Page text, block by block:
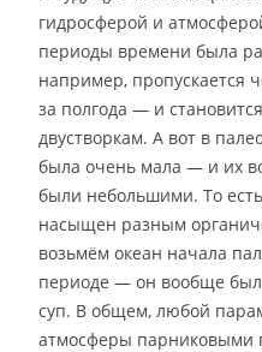
гидросферой и
периоды времени была
например, пропускается
за полгода — и
двустворкам. А вот в
была очень мала — и их
были небольшими. То
насыщен разным
возьмём океан начала
периоде — он вообще
суп. В общем, любой
атмосферы парниковыми